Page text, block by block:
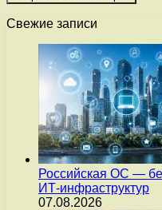
Свежие записи
Российская ОС —
ИТ-инфраструктур
07.08.2026